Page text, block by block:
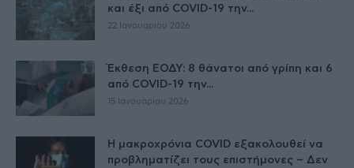
και έξι από COVID-19 την...
22 Ιανουαρίου 2026
Έκθεση ΕΟΔΥ: 8 θάνατοι από γρίπη και 6
από COVID-19 την...
15 Ιανουαρίου 2026
Η μακροχρόνια COVID εξακολουθεί να
προβληματίζει τους επιστήμονες – Δεν